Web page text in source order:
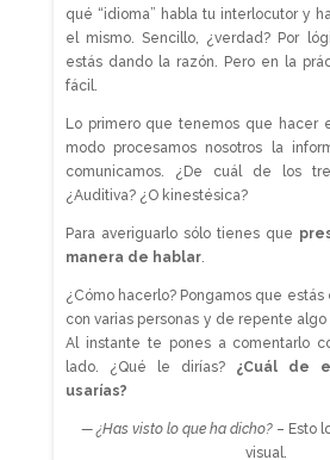
qué “idioma” habla tu interlocutor y
el mismo. Sencillo, ¿verdad? Por
estás dando la razón. Pero en la
fácil.
Lo primero que tenemos que hacer
modo procesamos nosotros la
comunicamos. ¿De cuál de los
¿Auditiva? ¿O kinestésica?
Para averiguarlo sólo tienes que
manera de hablar.
¿Cómo hacerlo? Pongamos que estás
con varias personas y de repente algo
Al instante te pones a comentarlo
lado. ¿Qué le dirías? ¿Cuál de
usarías?
— ¿Has visto lo que ha dicho?– Esto
visual.